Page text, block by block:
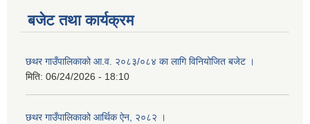
बजेट तथा कार्यक्रम
छथर गाउँपालिकाको आ.व. २०८३/०८४ का लागि विनियोजित बजेट ।
मिति: 06/24/2026 - 18:10
छथर गाउँपालिकाको आर्थिक ऐन, २०८२ ।